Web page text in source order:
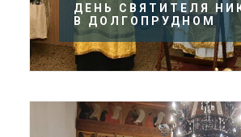
ДЕНЬ СВЯТИТЕЛЯ
В ДОЛГОПРУДНОМ